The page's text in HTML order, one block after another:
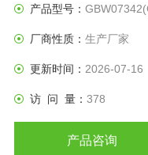
产品型号：
厂商性质： 生产厂家
更新时间： 2026-07-16
访 问 量： 378
产品咨询